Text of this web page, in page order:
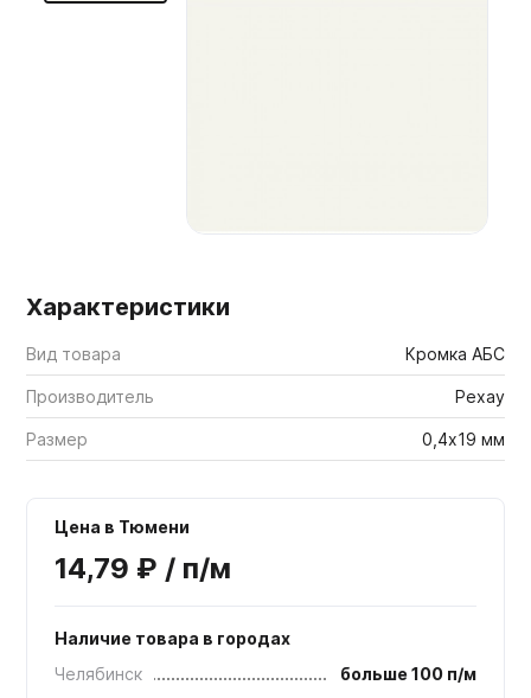
Характеристики
Вид товара Кромка АБС
Производитель Рехау
Размер 0,4х19 мм
Цена в Тюмени
14,79 ₽ / п/м
Наличие товара в городах
Челябинск
больше 100 п/м